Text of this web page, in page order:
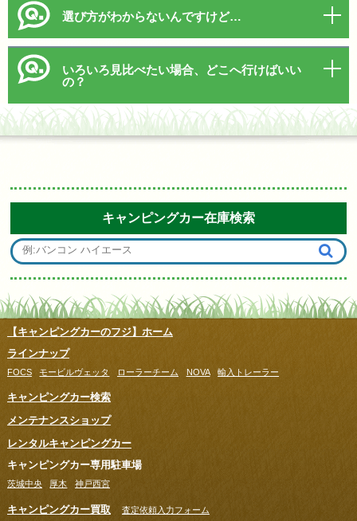
選び方がわからないんですけど…
いろいろ見比べたい場合、どこへ行けばいい
の？
キャンピングカー在庫検索
【キャンピングカーのフジ】ホーム
ラインナップ
FOCS モービルヴェッタ ローラーチーム NOVA 輸入トレーラー
キャンピングカー検索
メンテナンスショップ
レンタルキャンピングカー
キャンピングカー専用駐車場
茨城中央 厚木 神戸西宮
キャンピングカー買取 査定依頼入力フォーム